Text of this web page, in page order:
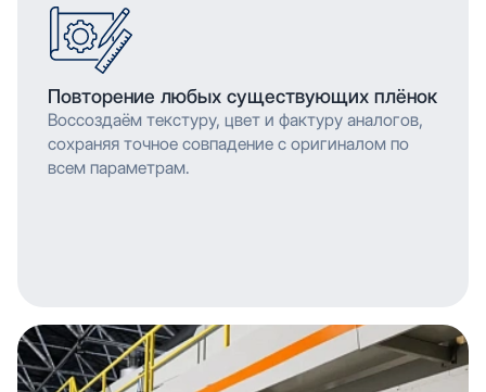
Повторение любых существующих плёнок
Воссоздаём текстуру, цвет и фактуру аналогов,
сохраняя точное совпадение с оригиналом по
всем параметрам.